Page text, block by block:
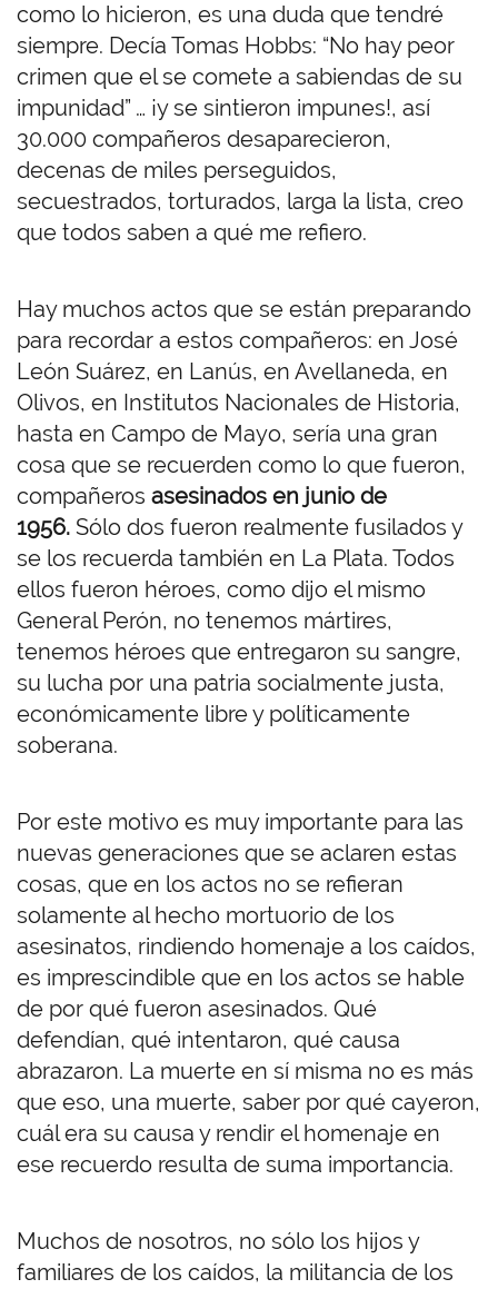
como lo hicieron, es una duda que tendré
siempre. Decía Tomas Hobbs: “No hay peor
crimen que el se comete a sabiendas de su
impunidad” … ¡y se sintieron impunes!, así
30.000 compañeros desaparecieron,
decenas de miles perseguidos,
secuestrados, torturados, larga la lista, creo
que todos saben a qué me refiero.
Hay muchos actos que se están preparando
para recordar a estos compañeros: en José
León Suárez, en Lanús, en Avellaneda, en
Olivos, en Institutos Nacionales de Historia,
hasta en Campo de Mayo, sería una gran
cosa que se recuerden como lo que fueron,
compañeros asesinados en junio de
1956. Sólo dos fueron realmente fusilados y
se los recuerda también en La Plata. Todos
ellos fueron héroes, como dijo el mismo
General Perón, no tenemos mártires,
tenemos héroes que entregaron su sangre,
su lucha por una patria socialmente justa,
económicamente libre y políticamente
soberana.
Por este motivo es muy importante para las
nuevas generaciones que se aclaren estas
cosas, que en los actos no se refieran
solamente al hecho mortuorio de los
asesinatos, rindiendo homenaje a los caídos,
es imprescindible que en los actos se hable
de por qué fueron asesinados. Qué
defendían, qué intentaron, qué causa
abrazaron. La muerte en sí misma no es más
que eso, una muerte, saber por qué cayeron,
cuál era su causa y rendir el homenaje en
ese recuerdo resulta de suma importancia.
Muchos de nosotros, no sólo los hijos y
familiares de los caídos, la militancia de los